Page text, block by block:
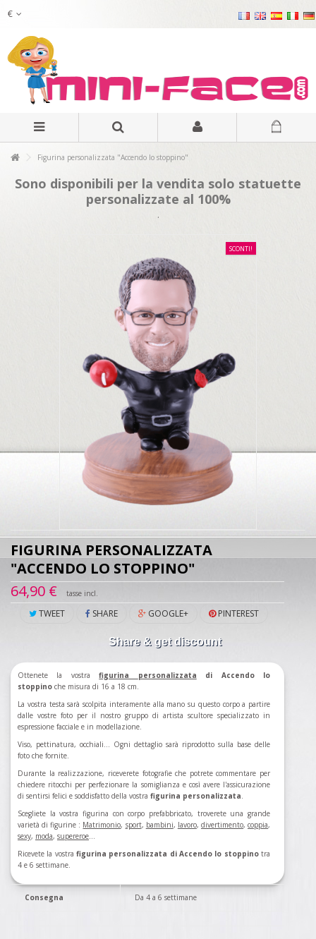
€
Figurina personalizzata "Accendo lo stoppino"
Sono disponibili per la vendita solo statuette
personalizzate al 100%
.
SCONTI!
FIGURINA PERSONALIZZATA
"ACCENDO LO STOPPINO"
64,90 €
tasse incl.
TWEET SHARE GOOGLE+ PINTEREST
Share & get discount
Ottenete la vostrafigurina personalizzata di Accendo lo
stoppino che misura di 16 a 18 cm.
La vostra testa sarà scolpita interamente alla mano su questo corpo a partire
dalle vostre foto per il nostro gruppo di artista scultore specializzato in
espressione facciale e in modellazione.
Viso, pettinatura, occhiali... Ogni dettaglio sarà riprodotto sulla base delle
foto che fornite.
Durante la realizzazione, riceverete fotografie che potrete commentare per
chiedere ritocchi per perfezionare la somiglianza e così avere l'assicurazione
di sentirsi felici e soddisfatto della vostra figurina personalizzata.
Scegliete la vostra figurina con corpo prefabbricato, troverete una grande
varietà di figurine : Matrimonio, sport, bambini, lavoro, divertimento,coppia,
sexy, moda, supereroe...
Ricevete la vostra figurina personalizzata di Accendo lo stoppino tra
4 e 6 settimane.
Consegna Da 4 a 6 settimane